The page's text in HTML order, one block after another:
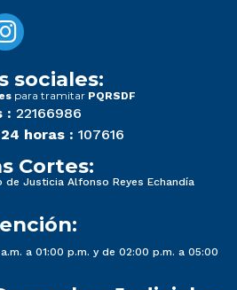
sociales:
para tramitar PQRSDF
: 22166986
horas : 107616
Cortes:
de Justicia Alfonso Reyes Echandía
a 01:00 p.m. y de 02:00 p.m. a 05:00